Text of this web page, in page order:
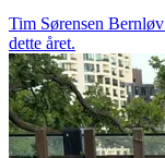
Tim Sørensen
dette året.